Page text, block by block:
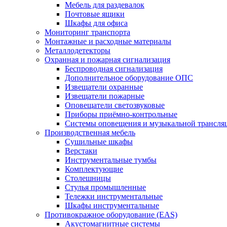
Мебель для раздевалок
Почтовые ящики
Шкафы для офиса
Мониторинг транспорта
Монтажные и расходные материалы
Металлодетекторы
Охранная и пожарная сигнализация
Беспроводная сигнализация
Дополнительное оборудование ОПС
Извещатели охранные
Извещатели пожарные
Оповещатели светозвуковые
Приборы приёмно-контрольные
Системы оповещения и музыкальной
Производственная мебель
Cушильные шкафы
Верстаки
Инструментальные тумбы
Комплектующие
Столешницы
Стулья промышленные
Тележки инструментальные
Шкафы инструментальные
Противокражное оборудование (EAS)
Акустомагнитные системы